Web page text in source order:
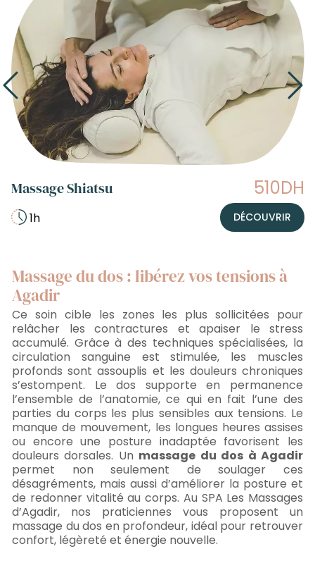
Massage Shiatsu 510DH
1h DÉCOUVRIR
Massage du dos : libérez vos tensions à
Agadir
Ce soin cible les zones les plus sollicitées pour
relâcher les contractures et apaiser le stress
accumulé. Grâce à des techniques spécialisées, la
circulation sanguine est stimulée, les muscles
profonds sont assouplis et les douleurs chroniques
s’estompent. Le dos supporte en permanence
l’ensemble de l’anatomie, ce qui en fait l’une des
parties du corps les plus sensibles aux tensions. Le
manque de mouvement, les longues heures assises
ou encore une posture inadaptée favorisent les
douleurs dorsales. Un massage du dos à Agadir
permet non seulement de soulager ces
désagréments, mais aussi d’améliorer la posture et
de redonner vitalité au corps. Au SPA Les Massages
d’Agadir, nos praticiennes vous proposent un
massage du dos en profondeur, idéal pour retrouver
confort, légèreté et énergie nouvelle.